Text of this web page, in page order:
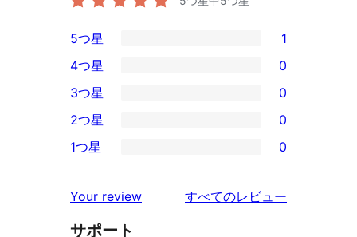
1
5-
星
レ
ビ
ー
5つ星 1
4-
星
レ
ュ
ー
4つ星 0
0
3-
星
ビ
ュ
3つ星 0
2-
レ
ビ
2つ星 0
星
レ
1つ星 0
Your review すべてのレビュー
サポート